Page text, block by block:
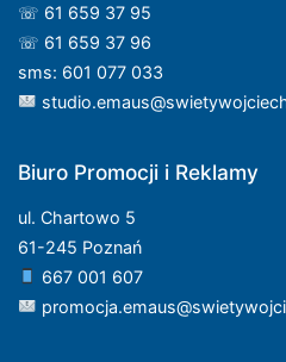
☏ 61 659 37 95
☏ 61 659 37 96
sms: 601 077 033
Biuro Promocji i Reklamy
ul. Chartowo 5
61-245 Poznań
667 001 607